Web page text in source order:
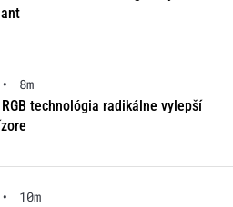
•
8m
technológia radikálne vylepší
•
10m